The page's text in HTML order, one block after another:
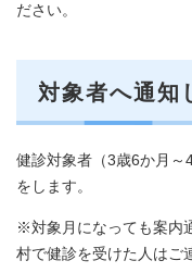
ださい。
対象者へ通知
健診対象者（3歳6か月～
をします。
※対象月になっても案内
村で健診を受けた人はご